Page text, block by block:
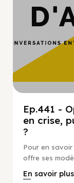
Ep.441 -
en crise,
?
Pour en
offre ses
En savoir plus